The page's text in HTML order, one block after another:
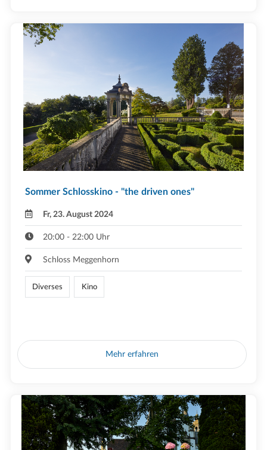
Sommer Schlosskino - "the driven ones"
Fr, 23. August 2024
20:00 - 22:00 Uhr
Schloss Meggenhorn
Diverses Kino
Mehr erfahren